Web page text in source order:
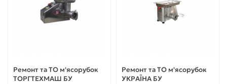
Ремонт та ТО м'ясорубок
ТОРГТЕХМАШ БУ
Ремонт та ТО м'ясорубок
УКРАЇНА БУ